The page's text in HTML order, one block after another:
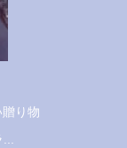
り物
...